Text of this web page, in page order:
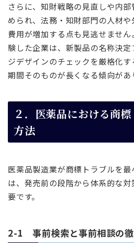
さらに、知財戦略の見直しや内
められ、法務・知財部門の人材
費用が増加する点も見逃せませ
験した企業は、新製品の名称決
ジデザインのチェックを厳格化
期間そのものが長くなる傾向があ
２．医薬品における商
方法
医薬品製造業が商標トラブルを
は、発売前の段階から体系的な
要です。
2-1 事前検索と事前相談の